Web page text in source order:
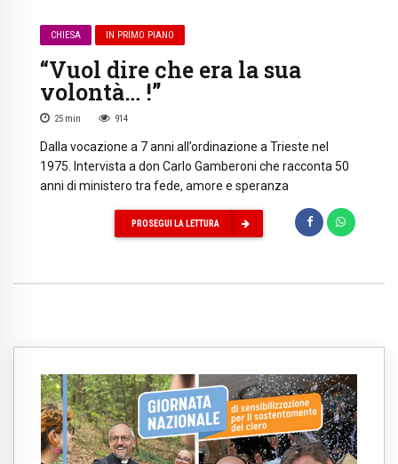
CHIESA IN PRIMO PIANO
“Vuol dire che era la sua
volontà… !”
25 min 914
Dalla vocazione a 7 anni all’ordinazione a Trieste nel
1975. Intervista a don Carlo Gamberoni che racconta 50
anni di ministero tra fede, amore e speranza
PROSEGUI LA LETTURA